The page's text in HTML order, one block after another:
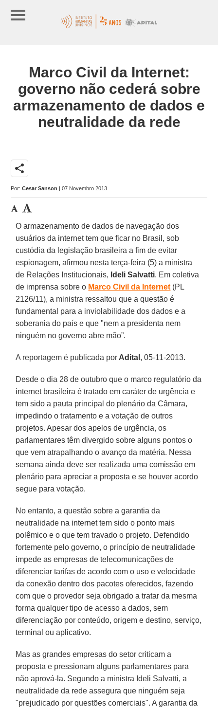
Marco Civil da Internet:
governo não cederá sobre
armazenamento de dados e
neutralidade da rede
share
Por:Cesar Sanson | 07 Novembro 2013
O armazenamento de dados de navegação dos
usuários da internet tem que ficar no Brasil, sob
custódia da legislação brasileira a fim de evitar
espionagem, afirmou nesta terça-feira (5) a ministra
de Relações Institucionais, Ideli Salvatti. Em coletiva
de imprensa sobre o Marco Civil da Internet (PL
2126/11), a ministra ressaltou que a questão é
fundamental para a inviolabilidade dos dados e a
soberania do país e que "nem a presidenta nem
ninguém no governo abre mão”.
A reportagem é publicada por Adital , 05-11-2013.
Desde o dia 28 de outubro que o marco regulatório da
internet brasileira é tratado em caráter de urgência e
tem sido a pauta principal do plenário da Câmara,
impedindo o tratamento e a votação de outros
projetos. Apesar dos apelos de urgência, os
parlamentares têm divergido sobre alguns pontos o
que vem atrapalhando o avanço da matéria. Nessa
semana ainda deve ser realizada uma comissão em
plenário para apreciar a proposta e se houver acordo
segue para votação.
No entanto, a questão sobre a garantia da
neutralidade na internet tem sido o ponto mais
polêmico e o que tem travado o projeto. Defendido
fortemente pelo governo, o princípio de neutralidade
impede as empresas de telecomunicações de
diferenciar tarifas de acordo com o uso e velocidade
da conexão dentro dos pacotes oferecidos, fazendo
com que o provedor seja obrigado a tratar da mesma
forma qualquer tipo de acesso a dados, sem
diferenciação por conteúdo, origem e destino, serviço,
terminal ou aplicativo.
Mas as grandes empresas do setor criticam a
proposta e pressionam alguns parlamentares para
não aprová-la. Segundo a ministra Ideli Salvatti, a
neutralidade da rede assegura que ninguém seja
"prejudicado por questões comerciais". A garantia da